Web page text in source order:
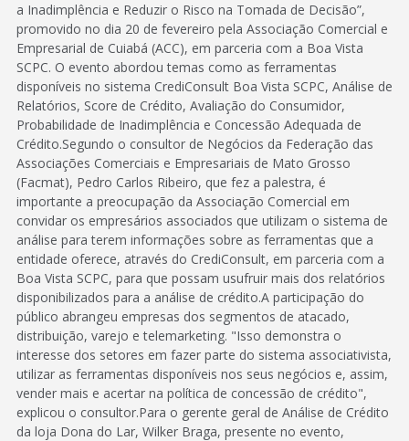
a Inadimplência e Reduzir o Risco na Tomada de Decisão”,
promovido no dia 20 de fevereiro pela Associação Comercial e
Empresarial de Cuiabá (ACC), em parceria com a Boa Vista
SCPC. O evento abordou temas como as ferramentas
disponíveis no sistema CrediConsult Boa Vista SCPC, Análise de
Relatórios, Score de Crédito, Avaliação do Consumidor,
Probabilidade de Inadimplência e Concessão Adequada de
Crédito.Segundo o consultor de Negócios da Federação das
Associações Comerciais e Empresariais de Mato Grosso
(Facmat), Pedro Carlos Ribeiro, que fez a palestra, é
importante a preocupação da Associação Comercial em
convidar os empresários associados que utilizam o sistema de
análise para terem informações sobre as ferramentas que a
entidade oferece, através do CrediConsult, em parceria com a
Boa Vista SCPC, para que possam usufruir mais dos relatórios
disponibilizados para a análise de crédito.A participação do
público abrangeu empresas dos segmentos de atacado,
distribuição, varejo e telemarketing. "Isso demonstra o
interesse dos setores em fazer parte do sistema associativista,
utilizar as ferramentas disponíveis nos seus negócios e, assim,
vender mais e acertar na política de concessão de crédito",
explicou o consultor.Para o gerente geral de Análise de Crédito
da loja Dona do Lar, Wilker Braga, presente no evento,